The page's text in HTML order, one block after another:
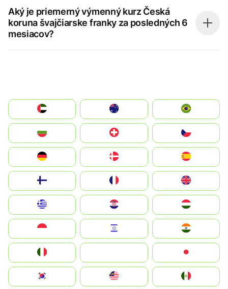
Aký je priemerný výmenný kurz Česká
koruna švajčiarske franky za posledných 6
mesiacov?
الإمارات العربية المتحدة
Switzerland
Deutschland
United Kingdom
Magyarország
South Korea